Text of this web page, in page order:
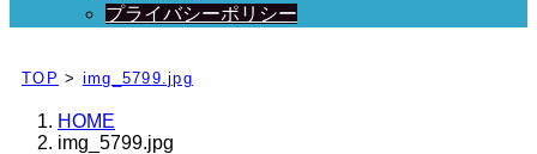
プライバシーポリシー
TOP > img_5799.jpg
HOME
img_5799.jpg